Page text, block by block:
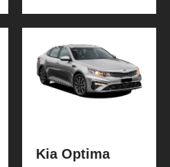
Kia Optima